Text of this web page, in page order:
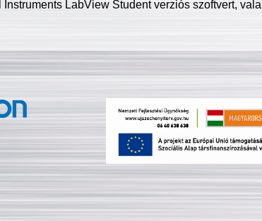
LabView Student verziós szoftvert,